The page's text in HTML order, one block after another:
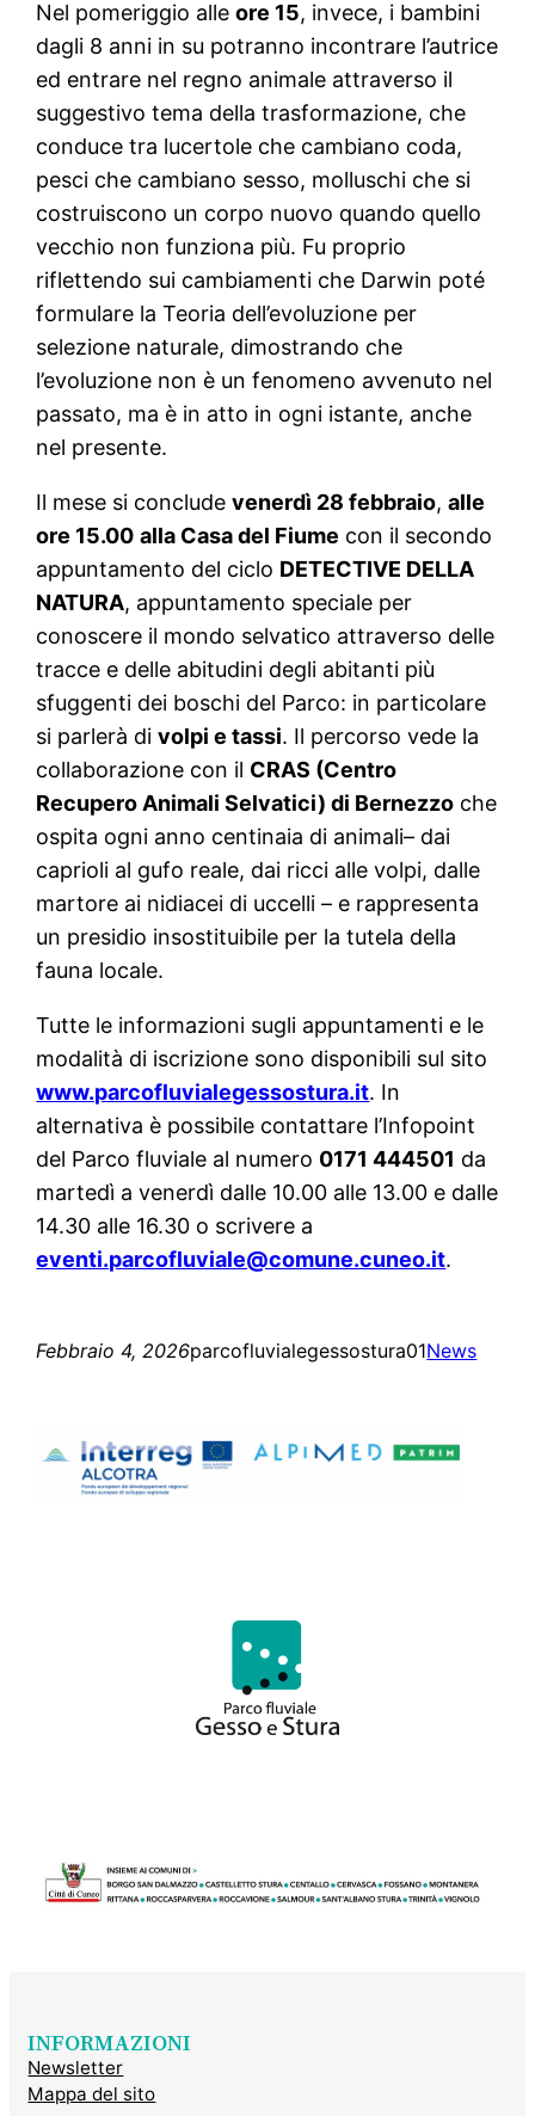
Nel pomeriggio alleore 15, invece, i bambini
dagli 8 anni in su potranno incontrare l’autrice
ed entrare nel regno animale attraverso il
suggestivo tema della trasformazione, che
conduce tra lucertole che cambiano coda,
pesci che cambiano sesso, molluschi che si
costruiscono un corpo nuovo quando quello
vecchio non funziona più. Fu proprio
riflettendo sui cambiamenti che Darwin poté
formulare la Teoria dell’evoluzione per
selezione naturale, dimostrando che
l’evoluzione non è un fenomeno avvenuto nel
passato, ma è in atto in ogni istante, anche
nel presente.
Il mese si concludevenerdì 28 febbraio,alle
ore 15.00 alla Casa del Fiume con il secondo
appuntamento del ciclo DETECTIVE DELLA
NATURA, appuntamento speciale per
conoscere il mondo selvatico attraverso delle
tracce e delle abitudini degli abitanti più
sfuggenti dei boschi del Parco: in particolare
si parlerà divolpi e tassi. Il percorso vede la
collaborazione con il CRAS (Centro
Recupero Animali Selvatici) di Bernezzo che
ospita ogni anno centinaia di animali– dai
caprioli al gufo reale, dai ricci alle volpi, dalle
martore ai nidiacei di uccelli – e rappresenta
un presidio insostituibile per la tutela della
fauna locale.
Tutte le informazioni sugli appuntamenti e le
modalità di iscrizione sono disponibili sul sito
www.parcofluvialegessostura.it. In
alternativa è possibile contattare l’Infopoint
del Parco fluviale al numero 0171 444501 da
martedì a venerdì dalle 10.00 alle 13.00 e dalle
14.30 alle 16.30 o scrivere a
eventi.parcofluviale@comune.cuneo.it.
Febbraio 4, 2026parcofluvialegessostura01News
INFORMAZIONI
Newsletter
Mappa del sito